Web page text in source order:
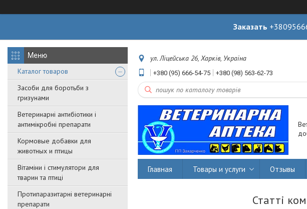
Заказать
Каталог товаров
Засоби для боротьби з
гризунами
Ветеринарні антибіотики і
антимікробні препарати
Кормовые добавки для
животных и птицы
Вітаміни і стимулятори для
тварин та птиці
Протипаразитарні ветеринарні
препарати
ул. Ліцейська 26, Харків, Україна
+380 (95) 666-54-75 +380 (98) 563-62-73
Главная Товары и услуги Отзывы
Статті